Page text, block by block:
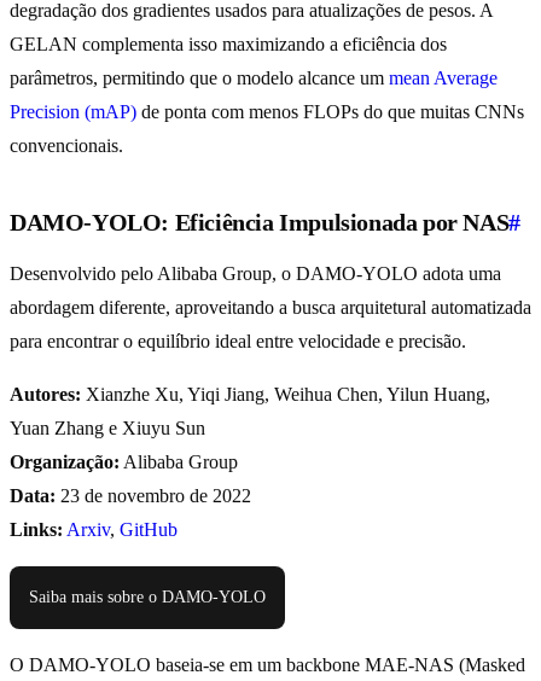
degradação dos gradientes usados para atualizações de pesos. A
GELAN complementa isso maximizando a eficiência dos
parâmetros, permitindo que o modelo alcance um mean Average
Precision (mAP) de ponta com menos FLOPs do que muitas CNNs
convencionais.
DAMO-YOLO: Eficiência Impulsionada por NAS#
Desenvolvido pelo Alibaba Group, o DAMO-YOLO adota uma
abordagem diferente, aproveitando a busca arquitetural automatizada
para encontrar o equilíbrio ideal entre velocidade e precisão.
Autores: Xianzhe Xu, Yiqi Jiang, Weihua Chen, Yilun Huang,
Yuan Zhang e Xiuyu Sun
Organização: Alibaba Group
Data: 23 de novembro de 2022
Links: Arxiv, GitHub
Saiba mais sobre o DAMO-YOLO
O DAMO-YOLO baseia-se em um backbone MAE-NAS (Masked